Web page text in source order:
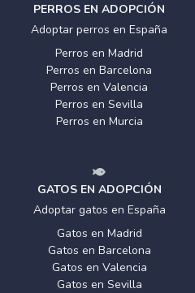
PERROS EN ADOPCIÓN
Adoptar perros en España
Perros en Madrid
Perros en Barcelona
Perros en Valencia
Perros en Sevilla
Perros en Murcia
GATOS EN ADOPCIÓN
Adoptar gatos en España
Gatos en Madrid
Gatos en Barcelona
Gatos en Valencia
Gatos en Sevilla